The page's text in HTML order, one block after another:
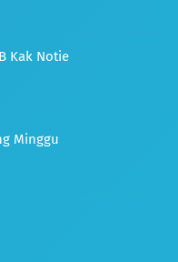
Kak Notie
Minggu